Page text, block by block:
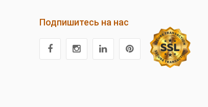
Подпишитесь на нас